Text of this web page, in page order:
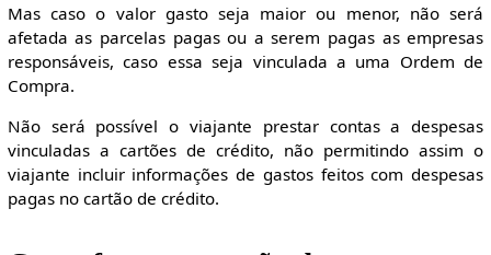
Mas caso o valor gasto seja maior ou menor, não será
afetada as parcelas pagas ou a serem pagas as empresas
responsáveis, caso essa seja vinculada a uma Ordem de
Compra.
Não será possível o viajante prestar contas a despesas
vinculadas a cartões de crédito, não permitindo assim o
viajante incluir informações de gastos feitos com despesas
pagas no cartão de crédito.